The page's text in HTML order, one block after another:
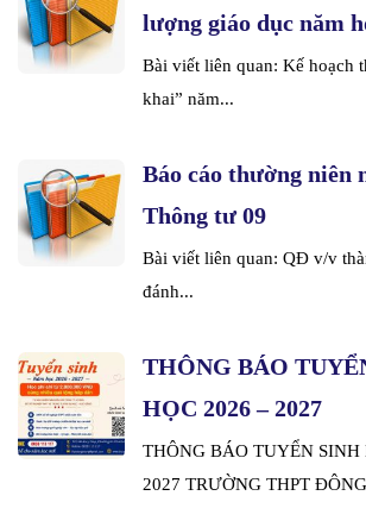
lượng giáo dục năm
Bài viết liên quan: Kế hoạch
khai” năm...
Báo cáo thường niên
Thông tư 09
Bài viết liên quan: QĐ v/v
đánh...
THÔNG BÁO
HỌC 2026 – 2027
THÔNG BÁO TUYỂN SINH
2027 TRƯỜNG THPT